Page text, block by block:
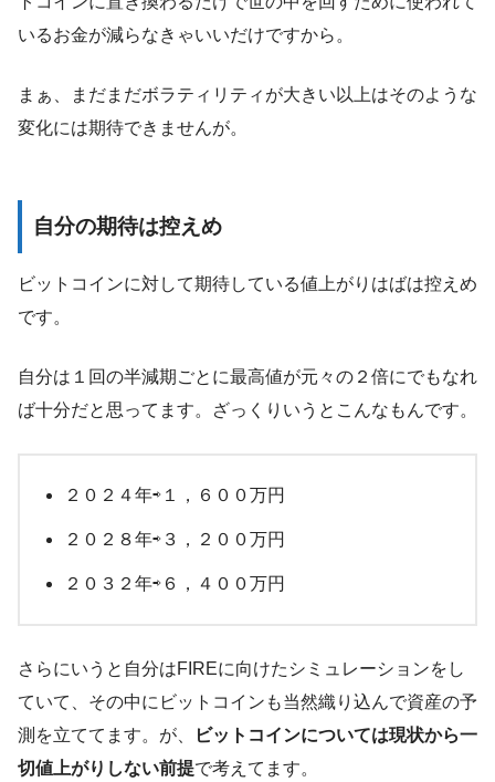
いるお金が減らなきゃいいだけですから。
まぁ、まだまだボラティリティが大きい以上はそのような
変化には期待できませんが。
自分の期待は控えめ
ビットコインに対して期待している値上がりはばは控えめ
です。
自分は１回の半減期ごとに最高値が元々の２倍にでもなれ
ば十分だと思ってます。ざっくりいうとこんなもんです。
２０２４年⇨１，６００万円
２０２８年⇨３，２００万円
２０３２年⇨６，４００万円
さらにいうと自分はFIREに向けたシミュレーションをし
ていて、その中にビットコインも当然織り込んで資産の予
測を立ててます。が、
ビットコインについては現状から一
切値上がりしない前提で考えてます。